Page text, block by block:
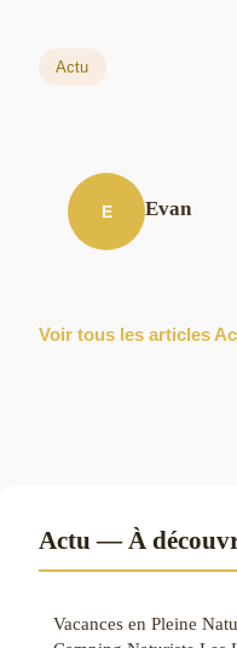
Actu
E Evan
Voir tous les articles
Actu — À
Vacances en Pleine